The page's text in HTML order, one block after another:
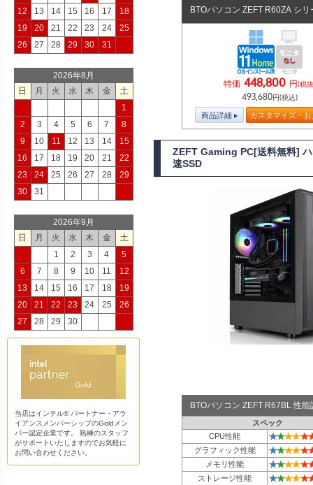
BTOパソコン ZEFT R60ZA シリ
特価 448,800 円(税
493,680円(税込)
商品詳細 カスタマイズ・
ZEFT Gaming PC[送料無料]
速SSD
BTOパソコン ZEFT R67BL 性
スペック
CPU性能
★★★★★
グラフィック性能 ★★★★★
メモリ性能 ★★★★★
ストレージ性能 ★★★★★
12
13 14 15 16 17
18
19
20 21 22 23 24
25
26
27 28 29 30 31
2026年8月
日
月 火 水 木 金
土
1
2
3 4 5 6 7
8
9
10 11 12 13 14
15
16
17 18 19 20 21
22
23
24 25 26 27 28
29
30
31
2026年9月
日
月 火 水 木 金
土
1
2 3 4
5
6
7 8 9 10 11
12
13
14 15 16 17 18
19
20
21 22 23 24 25
26
27
28 29 30
当店はインテル® パートナー・アラ
イアンスメンバーシップのGoldメン
バー認定企業です。 熟練のスタッフ
がサポートいたしますのでお気軽に
お問い合わせください。